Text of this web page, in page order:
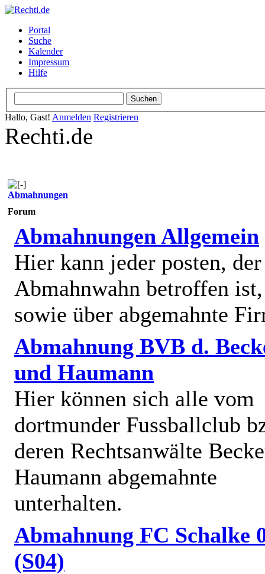
Portal
Suche
Kalender
Impressum
Hilfe
Hallo, Gast! Anmelden Registrieren
Rechti.de
Abmahnungen
Forum
Abmahnungen Allgemein
Hier kann jeder posten,
Abmahnwahn betroffen ist,
sowie über abgemahnte
Abmahnung BVB d.
und Haumann
Hier können sich alle vom
dortmunder Fussballclub
deren Rechtsanwälte
Haumann abgemahnte
unterhalten.
Abmahnung FC Schalke
(S04)